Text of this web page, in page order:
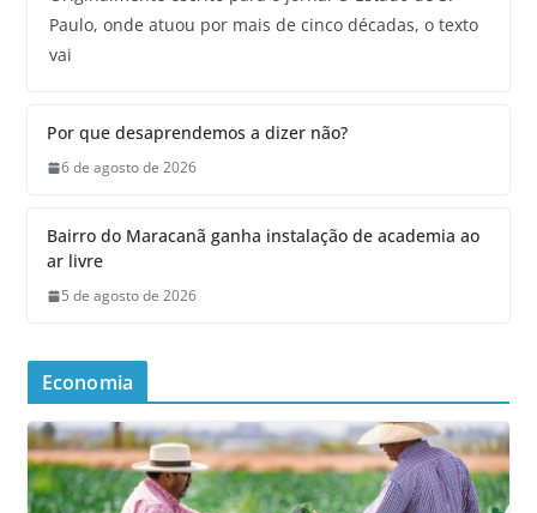
Paulo, onde atuou por mais de cinco décadas, o texto
vai
Por que desaprendemos a dizer não?
6 de agosto de 2026
Bairro do Maracanã ganha instalação de academia ao
ar livre
5 de agosto de 2026
Economia